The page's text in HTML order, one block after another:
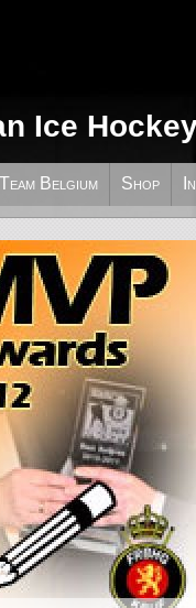
Ice
Team Belgium Shop